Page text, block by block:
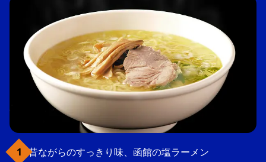
昔ながらのすっきり味、函館の塩ラーメン